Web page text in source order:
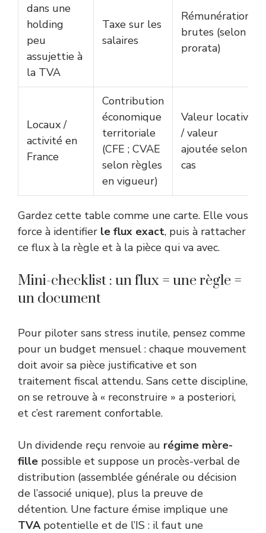
dans une
holding
peu
assujettie à
la TVA
Taxe sur les
salaires
Rémunérations
brutes (selon
prorata)
Locaux /
activité en
France
Contribution
économique
territoriale
(CFE ; CVAE
selon règles
en vigueur)
Valeur locative
/ valeur
ajoutée selon
cas
Gardez cette table comme une carte. Elle vous
force à identifier le flux exact, puis à rattacher
ce flux à la règle et à la pièce qui va avec.
Mini-checklist : un flux = une règle =
un document
Pour piloter sans stress inutile, pensez comme
pour un budget mensuel : chaque mouvement
doit avoir sa pièce justificative et son
traitement fiscal attendu. Sans cette discipline,
on se retrouve à « reconstruire » a posteriori,
et c’est rarement confortable.
Un dividende reçu renvoie au régime mère-
fille possible et suppose un procès-verbal de
distribution (assemblée générale ou décision
de l’associé unique), plus la preuve de
détention. Une facture émise implique une
TVApotentielle et de l’IS : il faut une